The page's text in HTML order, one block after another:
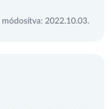
módosítva: 2022.10.03.